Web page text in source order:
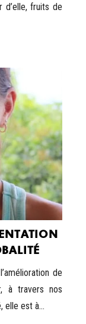
d’elle, fruits de
de
à travers nos
elle est à...